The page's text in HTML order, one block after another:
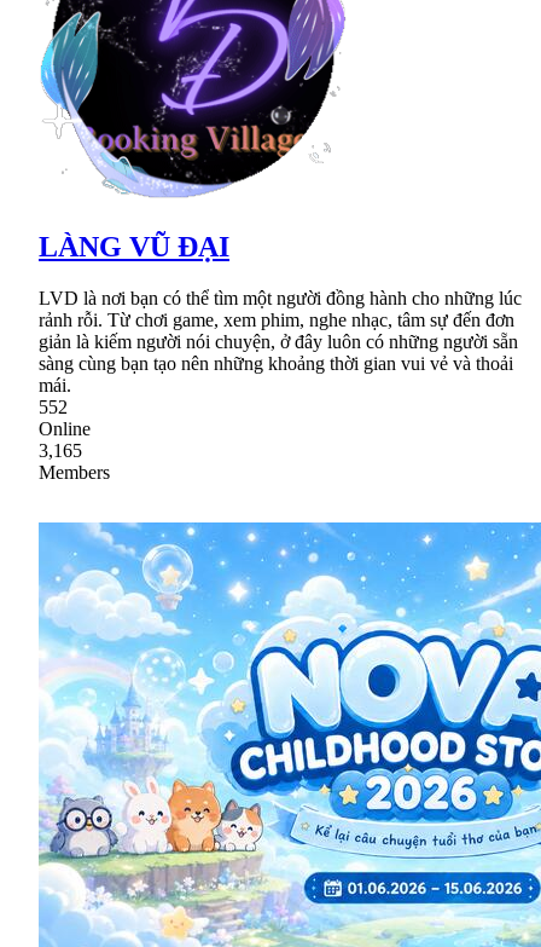
LÀNG VŨ ĐẠI
LVD là nơi bạn có thể tìm một người đồng hành cho những lúc
rảnh rỗi. Từ chơi game, xem phim, nghe nhạc, tâm sự đến đơn
giản là kiếm người nói chuyện, ở đây luôn có những người sẵn
sàng cùng bạn tạo nên những khoảng thời gian vui vẻ và thoải
mái.
552
Online
3,165
Members